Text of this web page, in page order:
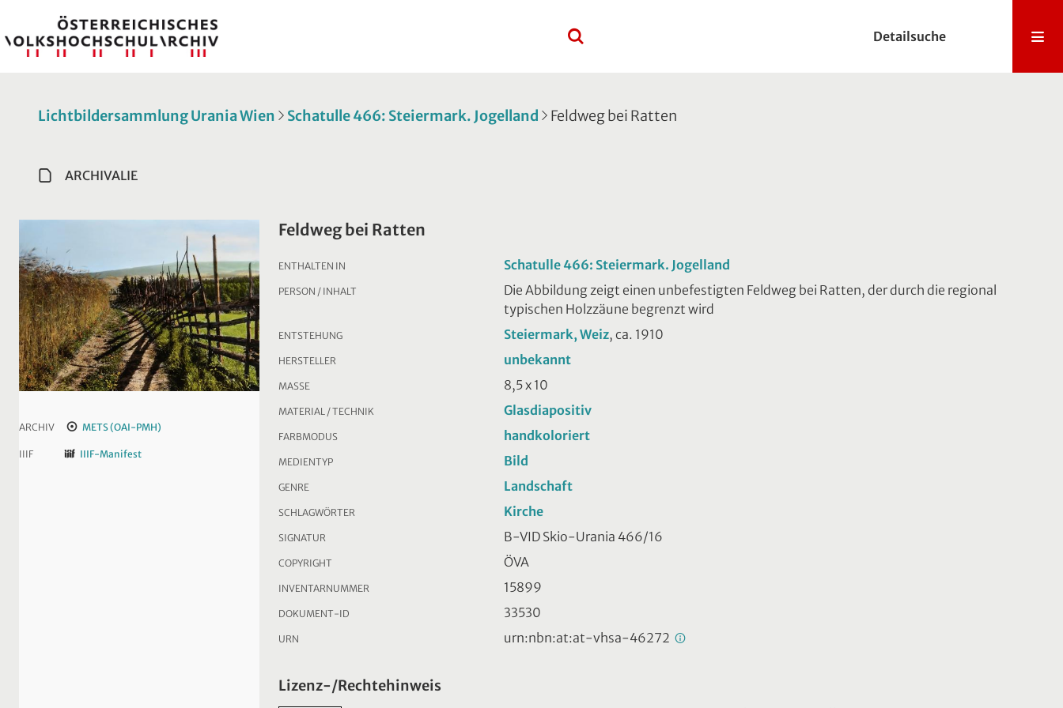
Detailsuche
Lichtbildersammlung Urania Wien Schatulle 466: Steiermark. Jogelland Feldweg bei Ratten
ARCHIVALIE
ARCHIV METS (OAI-PMH)
IIIF IIIF-Manifest
Feldweg bei Ratten
ENTHALTEN IN Schatulle 466: Steiermark. Jogelland
PERSON / INHALT
Die Abbildung zeigt einen unbefestigten Feldweg bei Ratten, der durch die regional
typischen Holzzäune begrenzt wird
ENTSTEHUNG Steiermark, Weiz, ca. 1910
HERSTELLER unbekannt
MASSE 8,5 x 10
MATERIAL / TECHNIK Glasdiapositiv
FARBMODUS handkoloriert
MEDIENTYP Bild
GENRE Landschaft
SCHLAGWÖRTER Kirche
SIGNATUR B-VID Skio-Urania 466/16
COPYRIGHT ÖVA
INVENTARNUMMER 15899
DOKUMENT-ID 33530
URN urn:nbn:at:at-vhsa-46272
Lizenz-/Rechtehinweis